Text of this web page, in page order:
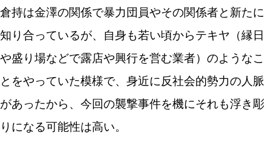
倉持は金澤の関係で暴力団員やその関係者と新たに
知り合っているが、自身も若い頃からテキヤ（縁日
や盛り場などで露店や興行を営む業者）のようなこ
とをやっていた模様で、身近に反社会的勢力の人脈
があったから、今回の襲撃事件を機にそれも浮き彫
りになる可能性は高い。